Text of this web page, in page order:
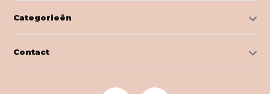
Categorieën
Contact